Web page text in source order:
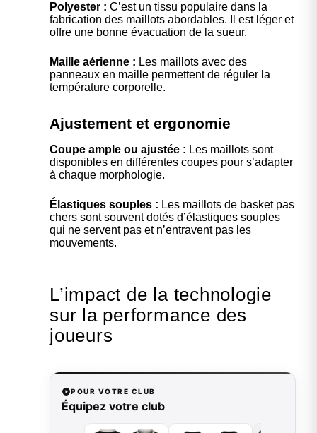
Polyester : C’est un tissu populaire dans la
fabrication des maillots abordables. Il est léger et
offre une bonne évacuation de la sueur.
Maille aérienne : Les maillots avec des
panneaux en maille permettent de réguler la
température corporelle.
Ajustement et ergonomie
Coupe ample ou ajustée : Les maillots sont
disponibles en différentes coupes pour s’adapter
à chaque morphologie.
Élastiques souples : Les maillots de basket pas
chers sont souvent dotés d’élastiques souples
qui ne servent pas et n’entravent pas les
mouvements.
L’impact de la technologie
sur la performance des
joueurs
POUR VOTRE CLUB
Équipez votre club